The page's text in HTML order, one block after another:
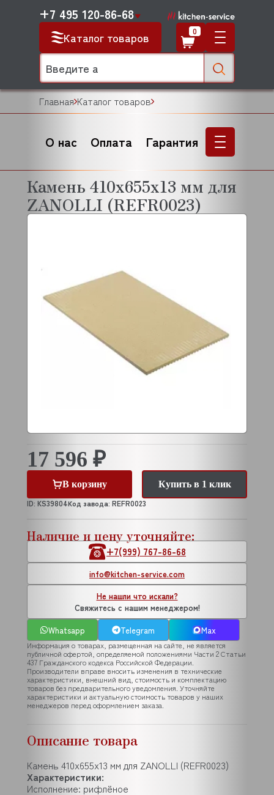
Каталог товаров
+7 495 120-86-68
0
Главная Каталог товаров
О нас Оплата Гарантия
Камень 410x655x13 мм для
ZANOLLI (REFR0023)
17 596 ₽
В корзину
Купить в 1 клик
ID: KS39804Код завода: REFR0023
Наличие и цену уточняйте:
+7(999) 767-86-68
info@kitchen-service.com
Не нашли что искали?
Свяжитесь с нашим менеджером!
Whatsapp
Telegram Max
Информация о товарах, размещенная на сайте, не является
публичной офертой, определяемой положениями Части 2 Статьи
437 Гражданского кодекса Российской Федерации.
Производители вправе вносить изменения в технические
характеристики, внешний вид, стоимость и комплектацию
товаров без предварительного уведомления. Уточняйте
характеристики и актуальную стоимость товаров у наших
менеджеров перед оформлением заказа.
Описание товара
Камень 410x655x13 мм для ZANOLLI (REFR0023)
Характеристики:
Исполнение: рифлёное